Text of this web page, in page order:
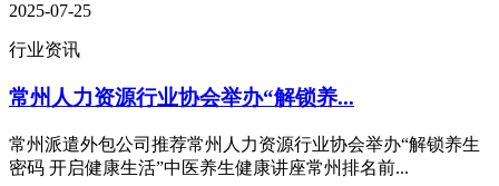
2025-07-25
行业资讯
常州人力资源行业协会举办“解锁养...
常州派遣外包公司推荐常州人力资源行业协会举办“解锁养生
密码 开启健康生活”中医养生健康讲座常州排名前...